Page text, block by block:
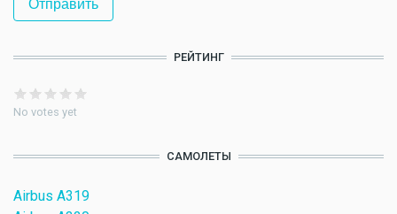
РЕЙТИНГ
No votes yet
САМОЛЕТЫ
Airbus A319